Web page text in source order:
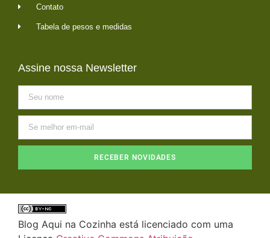
Contato
Tabela de pesos e medidas
Assine nossa Newsletter
RECEBER NOVIDADES
Blog Aqui na Cozinha está licenciado com uma